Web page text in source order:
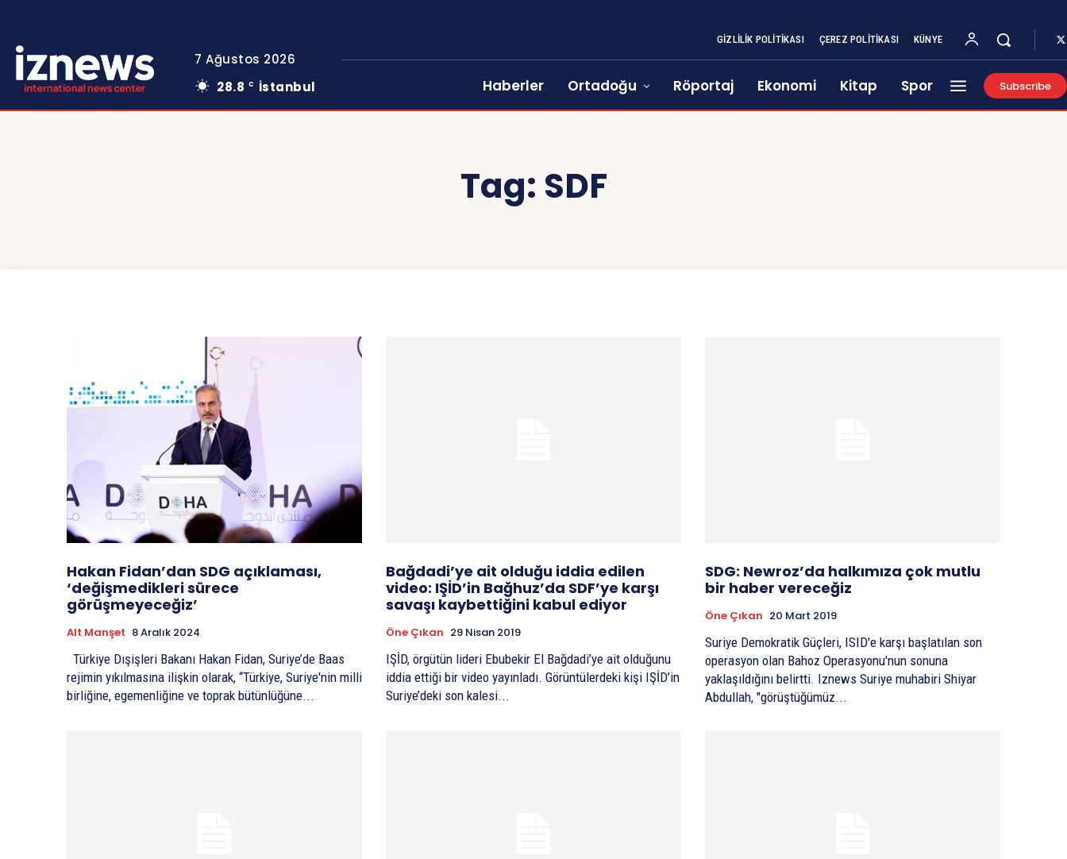
7 Ağustos 2026
28.8 C İstanbul
GIZLILIK POLITIKASI ÇEREZ POLITIKASI KÜNYE
Haberler Ortadoğu Röportaj Ekonomi Kitap Spor Subscribe
Tag: SDF
Hakan Fidan’dan SDG açıklaması,
‘değişmedikleri sürece
görüşmeyeceğiz’
Alt Manşet 8 Aralık 2024
rejimin yıkılmasına ilişkin olarak, “Türkiye, Suriye'nin milli
birliğine, egemenliğine ve toprak bütünlüğüne...
Bağdadi’ye ait olduğu iddia edilen
video: IŞİD’in Bağhuz’da SDF’ye karşı
savaşı kaybettiğini kabul ediyor
Öne Çıkan 29 Nisan 2019
IŞİD, örgütün lideri Ebubekir El Bağdadi’ye ait olduğunu
iddia ettiği bir video yayınladı. Görüntülerdeki kişi IŞİD’in
Suriye’deki son kalesi...
SDG: Newroz’da halkımıza çok mutlu
bir haber vereceğiz
Öne Çıkan 20 Mart 2019
Suriye Demokratik Güçleri, ISID'e karşı başlatılan son
operasyon olan Bahoz Operasyonu'nun sonuna
yaklaşıldığını belirtti. Iznews Suriye muhabiri Shiyar
Abdullah, "görüştüğümüz...